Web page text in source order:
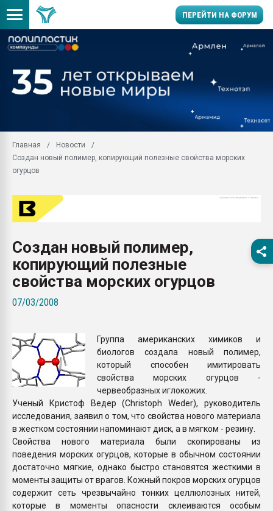
ПЕРЕЙТИ НА ФОРУМ
производство SPC
заводу пластмасс"
28.07.2026
ситуацией на
Всё, что касается
Главная
Новости
Создан новый полимер, копирующий полезные свойства морских
огурцов
Создан новый полимер,
копирующий полезные
свойства морских огурцов
07/03/2008
Группа американских химиков и
биологов создала новый полимер,
который способен имитировать
свойства морских огурцов -
червеобразных иглокожих.
Ученый Кристоф Ведер (Christoph Weder), руководитель
исследования, заявил о том, что свойства нового материала
в жестком состоянии напоминают диск, а в мягком - резину.
Свойства нового материала были скопированы из
поведения морских огурцов, которые в обычном состоянии
достаточно мягкие, однако быстро становятся жесткими в
моменты защиты от врагов. Кожный покров морских огурцов
содержит сеть чрезвычайно тонких целлюлозных нитей,
которые в моменты опасности склеиваются особым